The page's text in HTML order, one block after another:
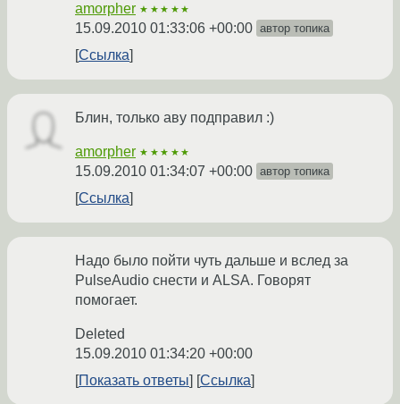
amorpher ★★★★★
15.09.2010 01:33:06 +00:00 автор топика
Ссылка
Блин, только аву подправил :)
amorpher ★★★★★
15.09.2010 01:34:07 +00:00 автор топика
Ссылка
Надо было пойти чуть дальше и вслед за
PulseAudio снести и ALSA. Говорят
помогает.
Deleted
15.09.2010 01:34:20 +00:00
Показать ответы
Ссылка